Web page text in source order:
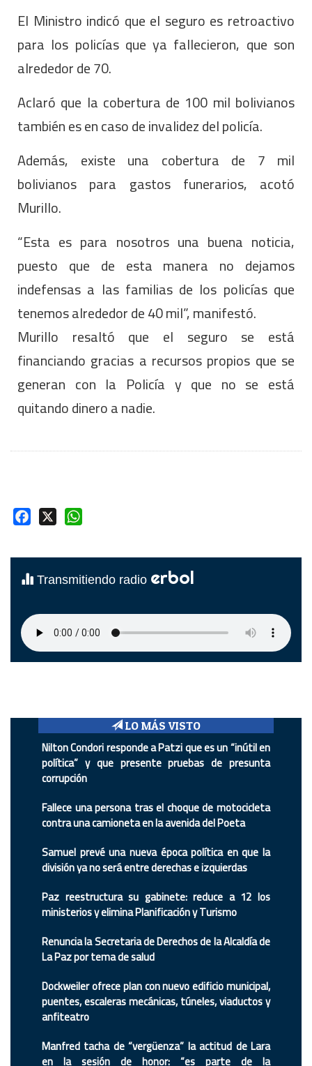
El Ministro indicó que el seguro es retroactivo
para los policías que ya fallecieron, que son
alrededor de 70.
Aclaró que la cobertura de 100 mil bolivianos
también es en caso de invalidez del policía.
Además, existe una cobertura de 7 mil
bolivianos para gastos funerarios, acotó
Murillo.
“Esta es para nosotros una buena noticia,
puesto que de esta manera no dejamos
indefensas a las familias de los policías que
tenemos alrededor de 40 mil”, manifestó.
Murillo resaltó que el seguro se está
financiando gracias a recursos propios que se
generan con la Policía y que no se está
quitando dinero a nadie.
Facebook
Transmitiendo radio erbol
LO MÁS VISTO
Nilton Condori responde a Patzi que es un “inútil en
política” y que presente pruebas de presunta
corrupción
Fallece una persona tras el choque de motocicleta
contra una camioneta en la avenida del Poeta
Samuel prevé una nueva época política en que la
división ya no será entre derechas e izquierdas
Paz reestructura su gabinete: reduce a 12 los
ministerios y elimina Planificación y Turismo
Renuncia la Secretaria de Derechos de la Alcaldía de
La Paz por tema de salud
Dockweiler ofrece plan con nuevo edificio municipal,
puentes, escaleras mecánicas, túneles, viaductos y
anfiteatro
Manfred tacha de “vergüenza” la actitud de Lara
en la sesión de honor: “es parte de la